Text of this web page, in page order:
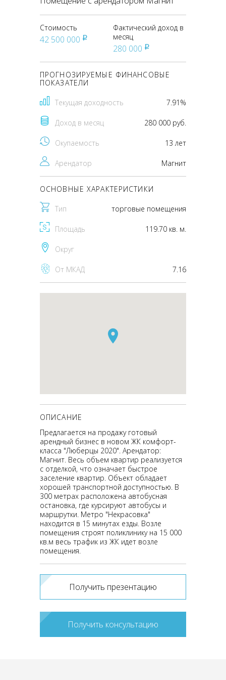
Стоимость
42 500 000 pуб
Фактический доход в
месяц
280 000 pуб
ПРОГНОЗИРУЕМЫЕ ФИНАНСОВЫЕ
ПОКАЗАТЕЛИ
Текущая доходность 7.91%
Доход в месяц 280 000 руб.
Окупаемость 13 лет
Арендатор Магнит
ОСНОВНЫЕ ХАРАКТЕРИСТИКИ
Тип торговые помещения
Площадь 119.70 кв. м.
Округ
От МКАД 7.16
ОПИСАНИЕ
Предлагается на продажу готовый
арендный бизнес в новом ЖК комфорт-
класса "Люберцы 2020". Арендатор:
Магнит. Весь объем квартир реализуется
с отделкой, что означает быстрое
заселение квартир. Объект обладает
хорошей транспортной доступностью. В
300 метрах расположена автобусная
остановка, где курсируют автобусы и
маршрутки. Метро "Некрасовка"
находится в 15 минутах езды. Возле
помещения строят поликлинику на 15 000
кв.м весь трафик из ЖК идет возле
помещения.
Получить презентацию
Получить консультацию